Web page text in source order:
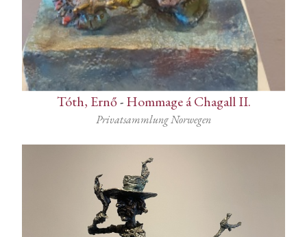
Tóth, Ernő-Hommage á Chagall II.
Privatsammlung Norwegen